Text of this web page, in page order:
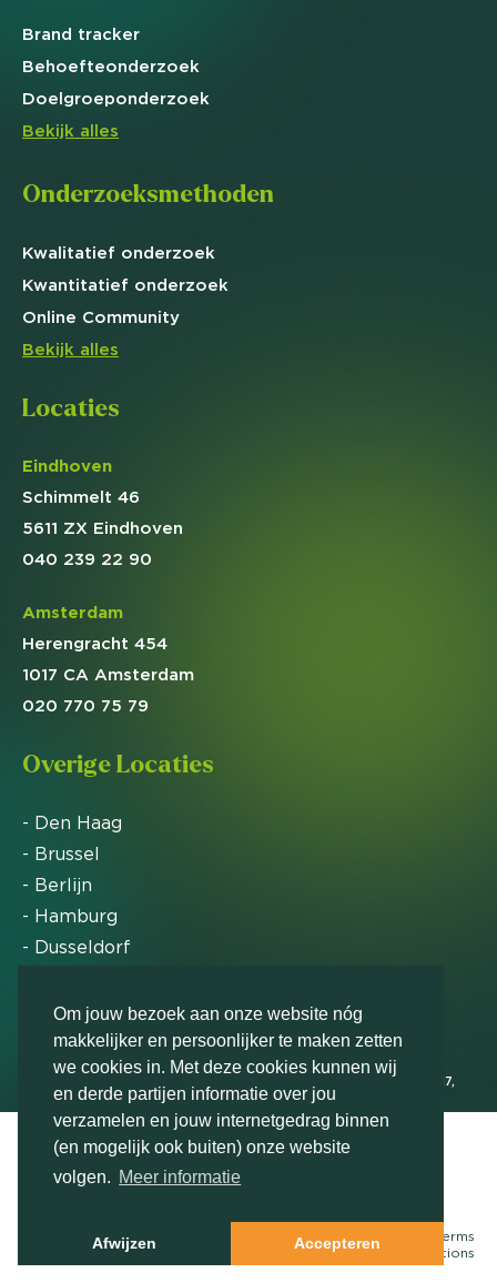
Om jouw bezoek aan onze website nóg
makkelijker en persoonlijker te maken zetten
we cookies in. Met deze cookies kunnen wij
en derde partijen informatie over jou
verzamelen en jouw internetgedrag binnen
(en mogelijk ook buiten) onze website
volgen. Meer informatie
Afwijzen Accepteren
Download de whitepaper
Brand tracker
Behoefteonderzoek
Doelgroeponderzoek
Bekijk alles
Onderzoeksmethoden
Kwalitatief onderzoek
Kwantitatief onderzoek
Online Community
Bekijk alles
Locaties
Eindhoven
Schimmelt 46
5611 ZX Eindhoven
040 239 22 90
Amsterdam
Herengracht 454
1017 CA Amsterdam
020 770 75 79
Overige Locaties
- Den Haag
- Brussel
- Berlijn
- Hamburg
- Dusseldorf
Markteffect is door het Financieele Dagblad
uitgeroepen tot FD Gazelle in 2012, 2015, 2016, 2017,
2018, 2019, 2020, 2021, 2022, 2023, 2024 en 2025
© Markteffect, onderdeel van The Relevance Group
Terms
conditions